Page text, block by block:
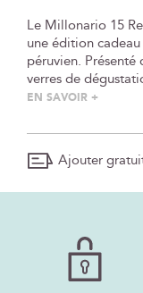
Le Millonario 15
une édition
péruvien.
verres de
EN SAVOIR +
Ajouter